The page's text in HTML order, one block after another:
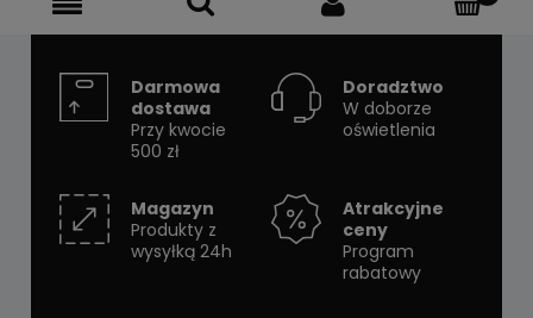
Darmowa
dostawa
Przy kwocie
500 zł
Doradztwo
W doborze
oświetlenia
Magazyn
Produkty z
wysyłką 24h
Atrakcyjne
ceny
Program
rabatowy